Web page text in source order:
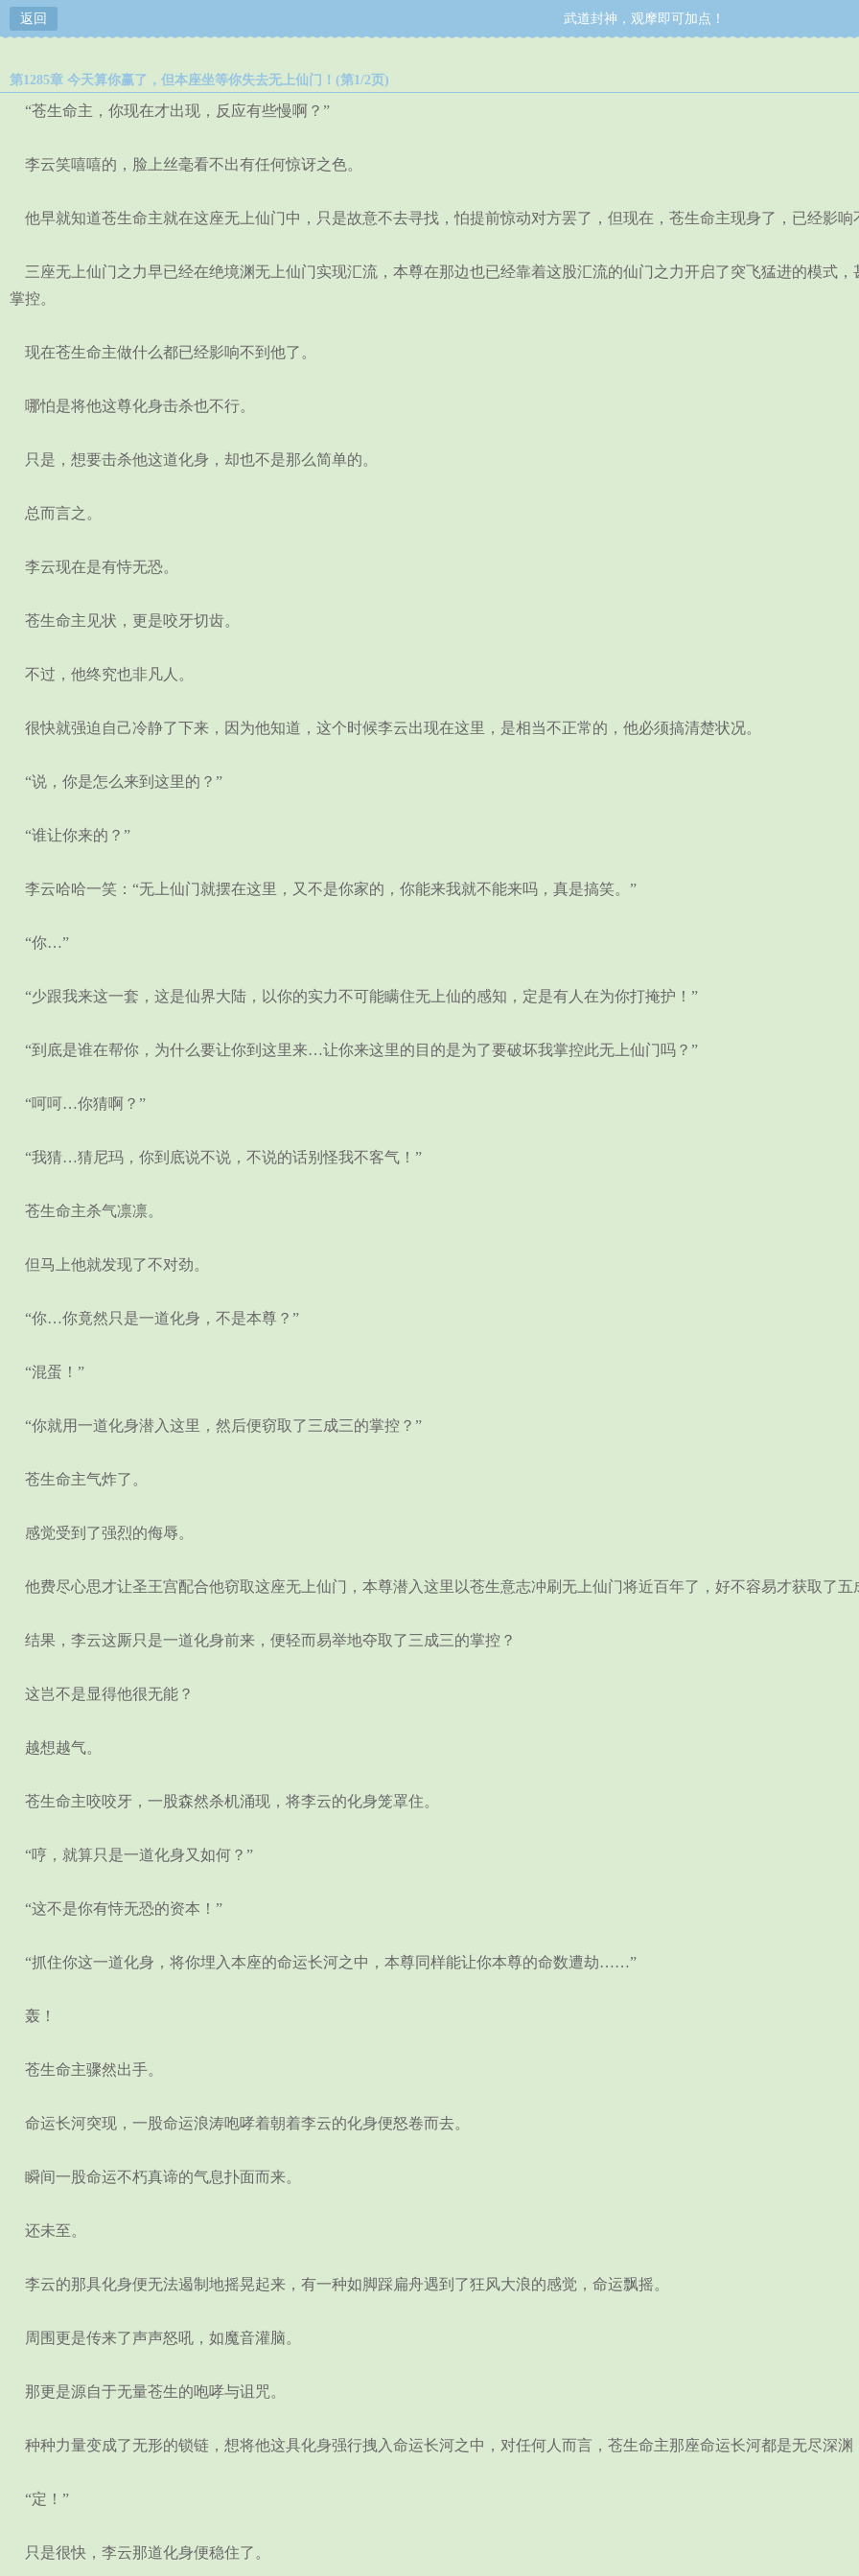
返回 武道封神，观摩即可加点！
第1285章 今天算你赢了，但本座坐等你失去无上仙门！(第1/2页)
“苍生命主，你现在才出现，反应有些慢啊？”
李云笑嘻嘻的，脸上丝毫看不出有任何惊讶之色。
他早就知道苍生命主就在这座无上仙门中，只是故意不去寻找，怕提前惊动对方罢了，但现在，苍生命主现身了，已经影响
三座无上仙门之力早已经在绝境渊无上仙门实现汇流，本尊在那边也已经靠着这股汇流的仙门之力开启了突飞猛进的模式
掌控。
现在苍生命主做什么都已经影响不到他了。
哪怕是将他这尊化身击杀也不行。
只是，想要击杀他这道化身，却也不是那么简单的。
总而言之。
李云现在是有恃无恐。
苍生命主见状，更是咬牙切齿。
不过，他终究也非凡人。
很快就强迫自己冷静了下来，因为他知道，这个时候李云出现在这里，是相当不正常的，他必须搞清楚状况。
“说，你是怎么来到这里的？”
“谁让你来的？”
李云哈哈一笑：“无上仙门就摆在这里，又不是你家的，你能来我就不能来吗，真是搞笑。”
“你…”
“少跟我来这一套，这是仙界大陆，以你的实力不可能瞒住无上仙的感知，定是有人在为你打掩护！”
“到底是谁在帮你，为什么要让你到这里来…让你来这里的目的是为了要破坏我掌控此无上仙门吗？”
“呵呵…你猜啊？”
“我猜…猜尼玛，你到底说不说，不说的话别怪我不客气！”
苍生命主杀气凛凛。
但马上他就发现了不对劲。
“你…你竟然只是一道化身，不是本尊？”
“混蛋！”
“你就用一道化身潜入这里，然后便窃取了三成三的掌控？”
苍生命主气炸了。
感觉受到了强烈的侮辱。
他费尽心思才让圣王宫配合他窃取这座无上仙门，本尊潜入这里以苍生意志冲刷无上仙门将近百年了，好不容易才获取了五
结果，李云这厮只是一道化身前来，便轻而易举地夺取了三成三的掌控？
这岂不是显得他很无能？
越想越气。
苍生命主咬咬牙，一股森然杀机涌现，将李云的化身笼罩住。
“哼，就算只是一道化身又如何？”
“这不是你有恃无恐的资本！”
“抓住你这一道化身，将你埋入本座的命运长河之中，本尊同样能让你本尊的命数遭劫……”
轰！
苍生命主骤然出手。
命运长河突现，一股命运浪涛咆哮着朝着李云的化身便怒卷而去。
瞬间一股命运不朽真谛的气息扑面而来。
还未至。
李云的那具化身便无法遏制地摇晃起来，有一种如脚踩扁舟遇到了狂风大浪的感觉，命运飘摇。
周围更是传来了声声怒吼，如魔音灌脑。
那更是源自于无量苍生的咆哮与诅咒。
种种力量变成了无形的锁链，想将他这具化身强行拽入命运长河之中，对任何人而言，苍生命主那座命运长河都是无尽深渊
“定！”
只是很快，李云那道化身便稳住了。